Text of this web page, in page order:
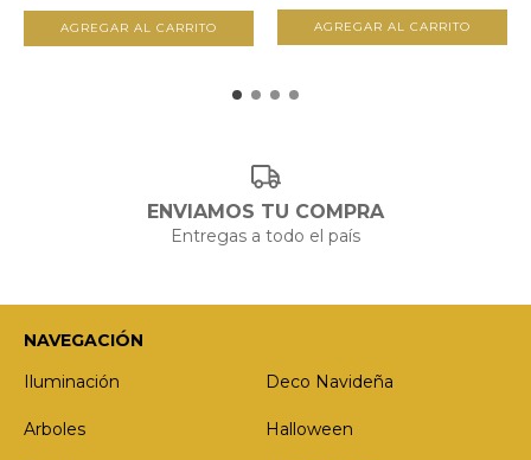
ENVIAMOS TU COMPRA
Entregas a todo el país
NAVEGACIÓN
Iluminación
Deco Navideña
Arboles Halloween